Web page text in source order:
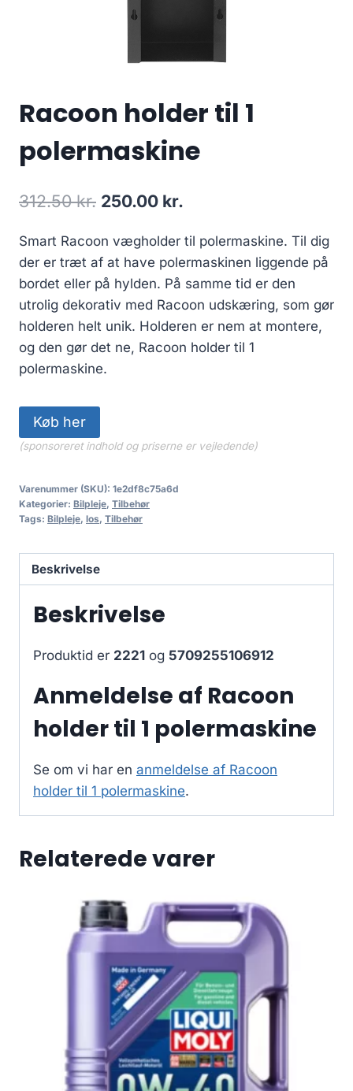
Racoon holder til 1
polermaskine
312.50kr. Den
pris
var:
312.50 kr..
250.00 kr.
pris
er:
250.00 kr..
Smart Racoon vægholder til polermaskine. Til dig
der er træt af at have polermaskinen liggende på
bordet eller på hylden. På samme tid er den
utrolig dekorativ med Racoon udskæring, som gør
holderen helt unik. Holderen er nem at montere,
og den gør det ne, Racoon holder til 1
polermaskine.
Køb her
(sponsoreret indhold og priserne er vejledende)
Varenummer (SKU): 1e2df8c75a6d
Kategorier: Bilpleje, Tilbehør
Tags: Bilpleje, los, Tilbehør
Beskrivelse
Beskrivelse
Produktid er 2221 og 5709255106912
Anmeldelse af Racoon
holder til 1 polermaskine
Se om vi har en anmeldelse af Racoon
holder til 1 polermaskine.
Relaterede varer